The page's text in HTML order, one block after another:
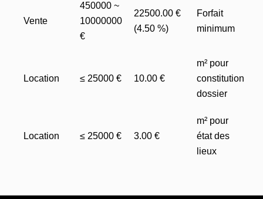
Vente
450000 ~
10000000
€
22500.00 €
(4.50 %)
Forfait
minimum
Location ≤ 25000 € 10.00 €
m² pour
constitution
dossier
Location ≤ 25000 € 3.00 €
m² pour
état des
lieux